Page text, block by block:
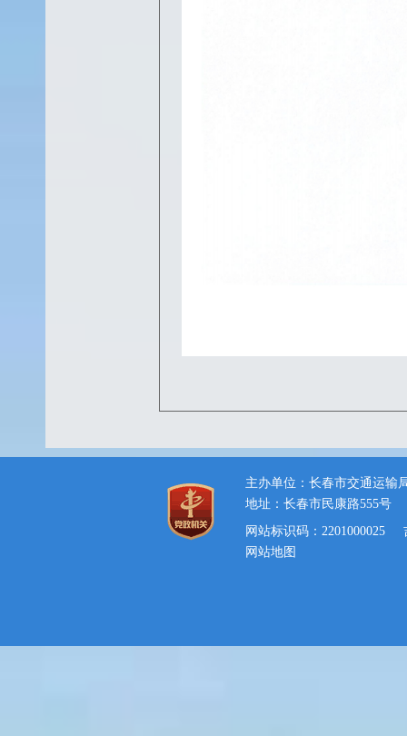
主办单位：长春市交通运输
地址：长春市民康路555号
网站标识码：2201000025
网站地图